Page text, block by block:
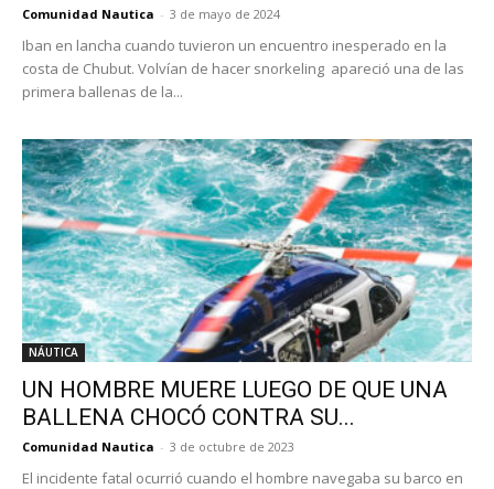
Comunidad Nautica - 3 de mayo de 2024
Iban en lancha cuando tuvieron un encuentro inesperado en la
costa de Chubut. Volvían de hacer snorkeling apareció una de las
primera ballenas de la...
NÁUTICA
UN HOMBRE MUERE LUEGO DE QUE UNA
BALLENA CHOCÓ CONTRA SU...
Comunidad Nautica - 3 de octubre de 2023
El incidente fatal ocurrió cuando el hombre navegaba su barco en